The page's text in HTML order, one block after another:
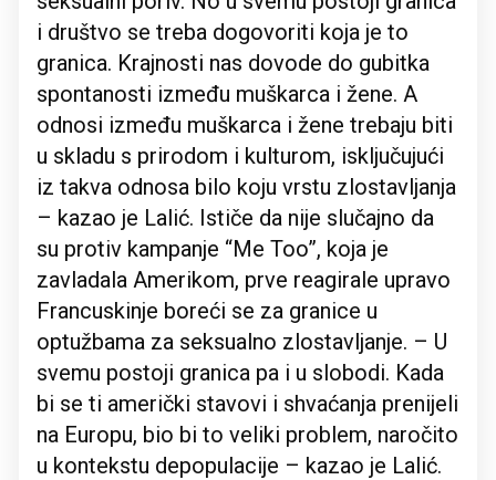
i društvo se treba dogovoriti koja je to
granica. Krajnosti nas dovode do gubitka
spontanosti između muškarca i žene. A
odnosi između muškarca i žene trebaju biti
u skladu s prirodom i kulturom, isključujući
iz takva odnosa bilo koju vrstu zlostavljanja
– kazao je Lalić. Ističe da nije slučajno da
su protiv kampanje “Me Too”, koja je
zavladala Amerikom, prve reagirale upravo
Francuskinje boreći se za granice u
optužbama za seksualno zlostavljanje. – U
svemu postoji granica pa i u slobodi. Kada
bi se ti američki stavovi i shvaćanja prenijeli
na Europu, bio bi to veliki problem, naročito
u kontekstu depopulacije – kazao je Lalić.